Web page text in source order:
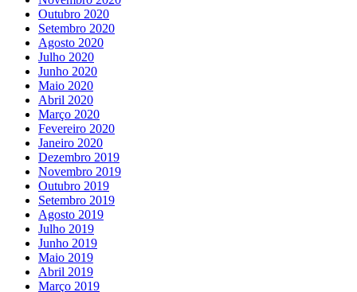
Outubro 2020
Setembro 2020
Agosto 2020
Julho 2020
Junho 2020
Maio 2020
Abril 2020
Março 2020
Fevereiro 2020
Janeiro 2020
Dezembro 2019
Novembro 2019
Outubro 2019
Setembro 2019
Agosto 2019
Julho 2019
Junho 2019
Maio 2019
Abril 2019
Março 2019